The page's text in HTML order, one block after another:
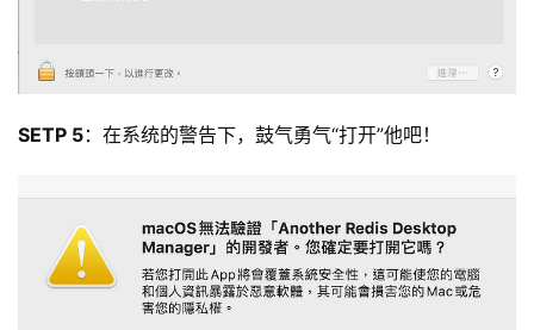
SETP 5：在系统的警告下，鼓气勇气“打开”他吧！